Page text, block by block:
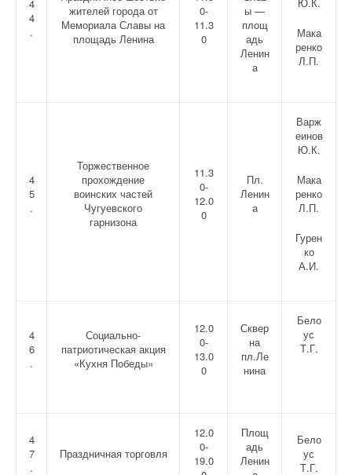
4
4
.
жителей города от
Мемориала Славы на
площадь Ленина
0-
11.3
0
ы —
площ
адь
Ленин
а
Мака
ренко
Л.П.
4
5
.
Торжественное
прохождение
воинских частей
Чугуевского
гарнизона
11.3
0-
12.0
0
Пл.
Ленин
а
Варж
еинов
Ю.К.
Мака
ренко
Л.П.
Гурен
ко
А.И.
4
6
.
Социально-
патриотическая акция
«Кухня Победы»
12.0
0-
13.0
0
Сквер
на
пл.Ле
нина
Бело
ус
Т.Г.
4
7
.
Праздничная торговля
12.0
0-
19.0
Площ
адь
Ленин
Бело
ус
Т.Г.